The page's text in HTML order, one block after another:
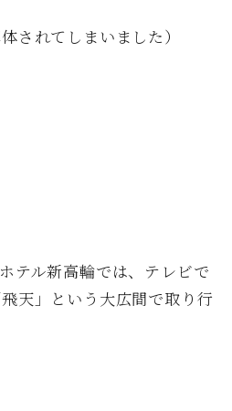
されてしまいました）
テル新高輪では、テレビで
天」という大広間で取り行